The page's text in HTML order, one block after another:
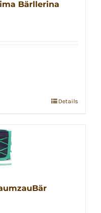
Bärllerina
Details